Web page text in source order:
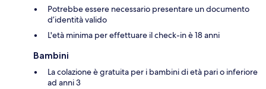
Potrebbe essere necessario presentare un documento
d’identità valido
L'età minima per effettuare il check-in è 18 anni
Bambini
La colazione è gratuita per i bambini di età pari o inferiore
ad anni 3